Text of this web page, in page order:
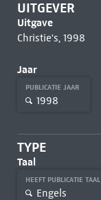
UITGEVER
Uitgave
Christie's, 1998
Jaar
PUBLICATIE JAAR
1998
TYPE
Taal
HEEFT PUBLICATIE TAAL
Engels